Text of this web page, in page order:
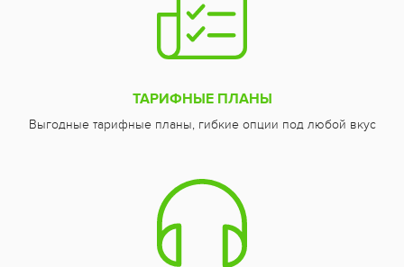
ТАРИФНЫЕ ПЛАНЫ
Выгодные тарифные планы, гибкие опции под любой вкус